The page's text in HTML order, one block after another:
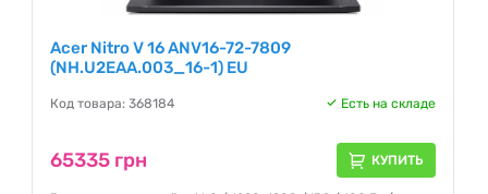
Acer Nitro V 16 ANV16-72-7809
(NH.U2EAA.003_16-1) EU
Код товара: 368184 Есть на складе
65335 грн КУПИТЬ